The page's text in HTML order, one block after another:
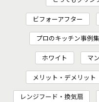
ビフォーアフター
プロのキッチン事例集
ホワイト マ
メリット・デメリット
レンジフード・換気扇